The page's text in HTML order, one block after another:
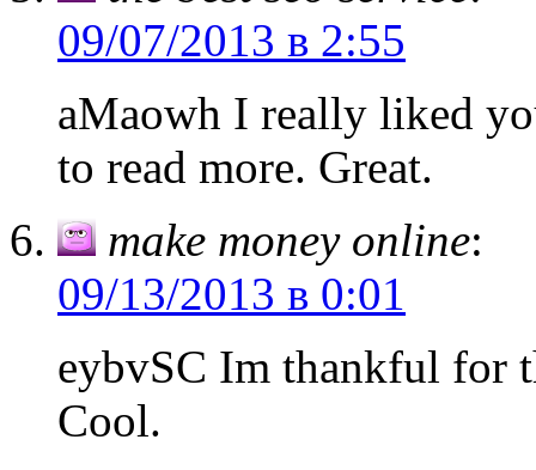
09/07/2013 в 2:55
aMaowh I really liked
to read more. Great.
make money online:
09/13/2013 в 0:01
eybvSC Im thankful for
Cool.